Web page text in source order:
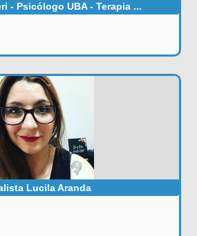
- Psicólogo UBA - Terapia ...
Lucila Aranda